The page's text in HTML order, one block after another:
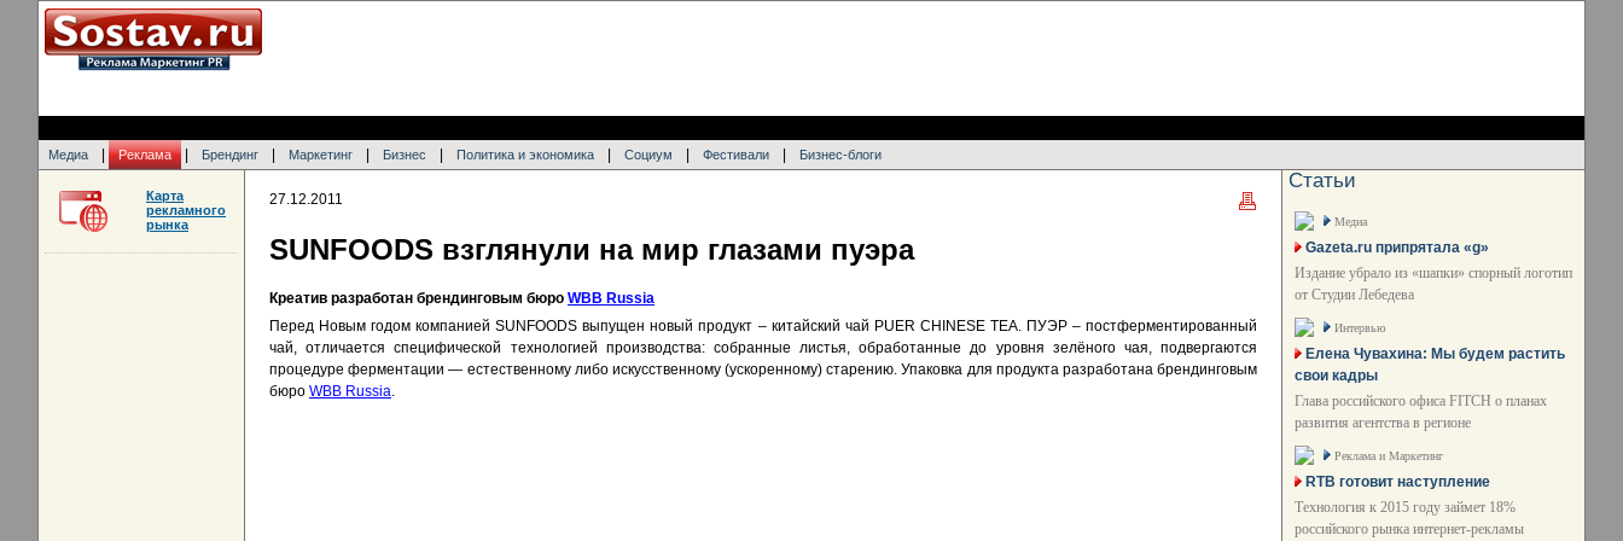
Медиа Реклама Брендинг Маркетинг Бизнес Политика и экономика Социум Фестивали Бизнес-блоги
27.12.2011
SUNFOODS взглянули на мир глазами пуэра
Креатив разработан брендинговым бюро WBB Russia
Перед Новым годом компанией SUNFOODS выпущен новый продукт – китайский чай PUER CHINESE TEA. ПУЭР – постферментированный
чай, отличается специфической технологией производства: собранные листья, обработанные до уровня зелёного чая, подвергаются
процедуре ферментации — естественному либо искусственному (ускоренному) старению. Упаковка для продукта разработана брендинговым
бюро WBB Russia.
Карта
рекламного
рынка
Статьи
Медиа
Gazeta.ru припрятала «g»
Издание убрало из «шапки» спорный логотип
от Студии Лебедева
Интервью
Елена Чувахина: Мы будем растить
свои кадры
Глава российского офиса FITCH о планах
развития агентства в регионе
Реклама и Маркетинг
RTB готовит наступление
Технология к 2015 году займет 18%
российского рынка интернет-рекламы